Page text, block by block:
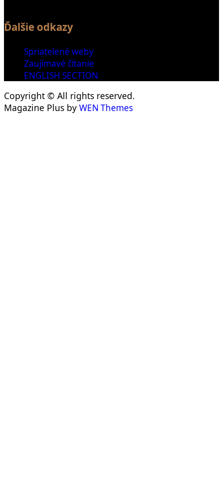
Ďalšie odkazy
Spriatelené weby
Zaujímavé čítanie
ENGLISH SECTION
Copyright © All rights reserved.
Magazine Plus by WEN Themes